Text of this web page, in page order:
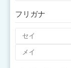
フリガナ